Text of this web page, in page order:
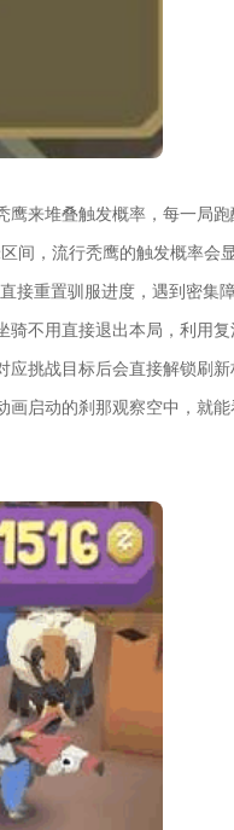
来堆叠触发概率，每一局跑
间，流行秃鹰的触发概率会
接重置驯服进度，遇到密集
骑不用直接退出本局，利用
挑战目标后会直接解锁刷新
画启动的刹那观察空中，就能